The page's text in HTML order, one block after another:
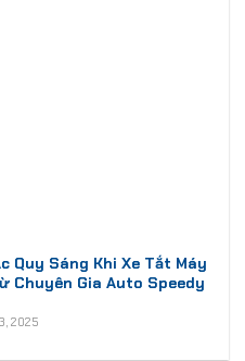
Quy Sáng Khi Xe Tắt Máy
Chuyên Gia Auto Speedy
2025